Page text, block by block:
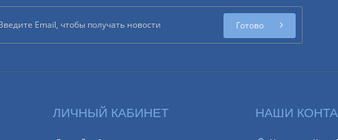
Готово
ЛИЧНЫЙ КАБИНЕТ НАШИ